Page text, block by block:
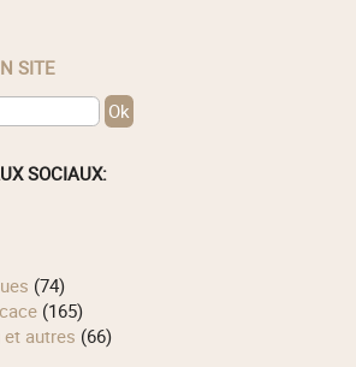
SITE
SOCIAUX:
(74)
(165)
et autres (66)